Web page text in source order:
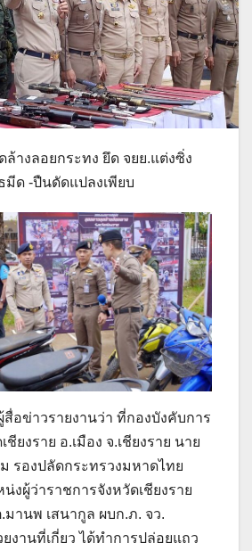
ล้างลอยกระทง ยึด จยย.แต่งซิ่ง
มีด -ปืนดัดแปลงเพียบ
สื่อข่าวรายงานว่า ที่กองบังคับการ
ชียงราย อ.เมือง จ.เชียงราย นาย
รองปลัดกระทรวงมหาดไทย
งผู้ว่าราชการจังหวัดเชียงราย
านพ เสนากูล ผบก.ภ. จว.
งานที่เกี่ยว ได้ทำการปล่อยแถว